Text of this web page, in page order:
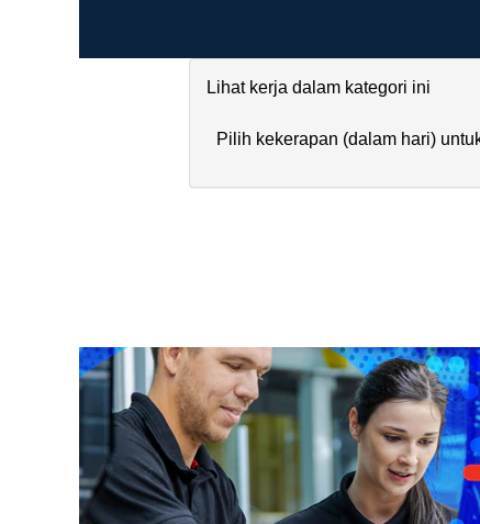
Lihat kerja dalam kategori ini
Pilih kekerapan (dalam hari)